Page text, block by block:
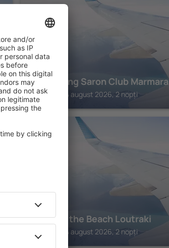
Hotel King Saron Club Marmara
Loutraki, 14 august 2026, 2 nopți
LOUTRAKI
Dave by the Beach Loutraki
Loutraki, 14 august 2026, 2 nopți